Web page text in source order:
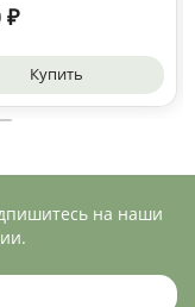
₽
Купить
на наши